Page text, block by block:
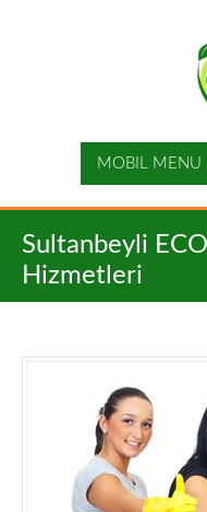
MOBIL MENU
Sultanbeyli
Hizmetleri